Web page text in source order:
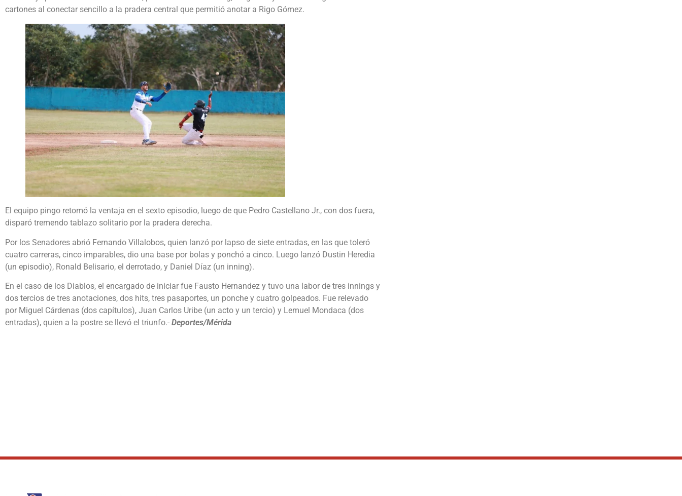
cartones al conectar sencillo a la pradera central que permitió anotar a Rigo Gómez.
El equipo pingo retomó la ventaja en el sexto episodio, luego de que Pedro Castellano Jr., con dos fuera,
disparó tremendo tablazo solitario por la pradera derecha.
Por los Senadores abrió Fernando Villalobos, quien lanzó por lapso de siete entradas, en las que toleró
cuatro carreras, cinco imparables, dio una base por bolas y ponchó a cinco. Luego lanzó Dustin Heredia
(un episodio), Ronald Belisario, el derrotado, y Daniel Díaz (un inning).
En el caso de los Diablos, el encargado de iniciar fue Fausto Hernandez y tuvo una labor de tres innings y
dos tercios de tres anotaciones, dos hits, tres pasaportes, un ponche y cuatro golpeados. Fue relevado
por Miguel Cárdenas (dos capítulos), Juan Carlos Uribe (un acto y un tercio) y Lemuel Mondaca (dos
entradas), quien a la postre se llevó el triunfo.- Deportes/Mérida